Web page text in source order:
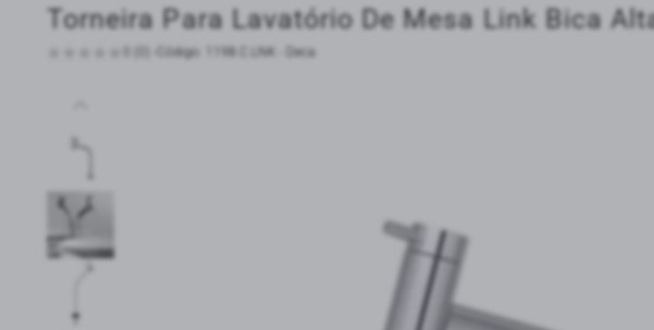
Torneira Para Lavatório De Mesa Link Bica
Código: 1198.C.LNK - Deca